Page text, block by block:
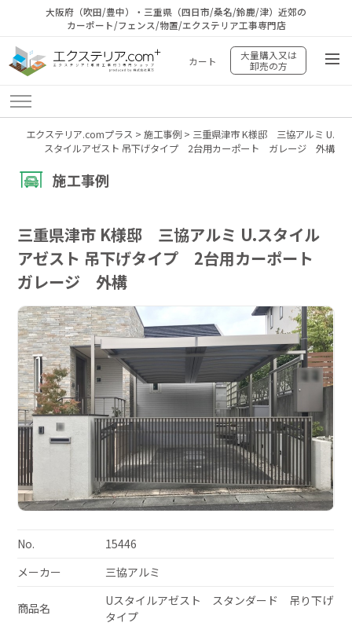
大阪府（吹田/豊中）・三重県（四日市/桑名/鈴鹿/津）近郊の
カーポート/フェンス/物置/エクステリア工事専門店
カート
大量購入又は
卸売の方
エクステリア.comプラス > 施工事例> 三重県津市 K様邸 三協アルミ U.
スタイルアゼスト 吊下げタイプ 2台用カーポート ガレージ 外構
施工事例
三重県津市 K様邸 三協アルミ U.スタイル
アゼスト 吊下げタイプ 2台用カーポート
ガレージ 外構
No.
15446
メーカー
三協アルミ
商品名
Uスタイルアゼスト スタンダード 吊り下げ
タイプ